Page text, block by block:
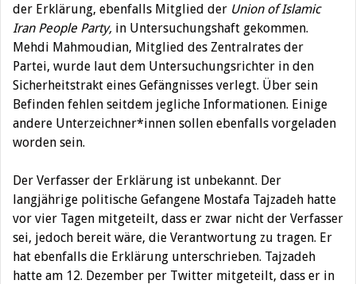
der Erklärung, ebenfalls Mitglied der Union of Islamic
Iran People Party, in Untersuchungshaft gekommen.
Mehdi Mahmoudian, Mitglied des Zentralrates der
Partei, wurde laut dem Untersuchungsrichter in den
Sicherheitstrakt eines Gefängnisses verlegt. Über sein
Befinden fehlen seitdem jegliche Informationen. Einige
andere Unterzeichner*innen sollen ebenfalls vorgeladen
worden sein.
Der Verfasser der Erklärung ist unbekannt. Der
langjährige politische Gefangene Mostafa Tajzadeh hatte
vor vier Tagen mitgeteilt, dass er zwar nicht der Verfasser
sei, jedoch bereit wäre, die Verantwortung zu tragen. Er
hat ebenfalls die Erklärung unterschrieben. Tajzadeh
hatte am 12. Dezember per Twitter mitgeteilt, dass er in